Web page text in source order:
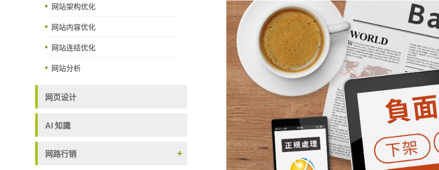
网站架构优化
网站内容优化
网站连结优化
网站分析
网页设计
AI 知識
网路行销